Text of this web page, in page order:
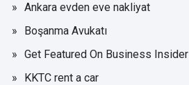
Ankara evden eve nakliyat
Boşanma Avukatı
Get Featured On Business Insider
KKTC rent a car